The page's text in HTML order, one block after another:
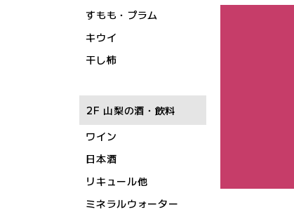
すもも・プラム
キウイ
干し柿
2F 山梨の酒・飲料
ワイン
日本酒
リキュール他
ミネラルウォーター